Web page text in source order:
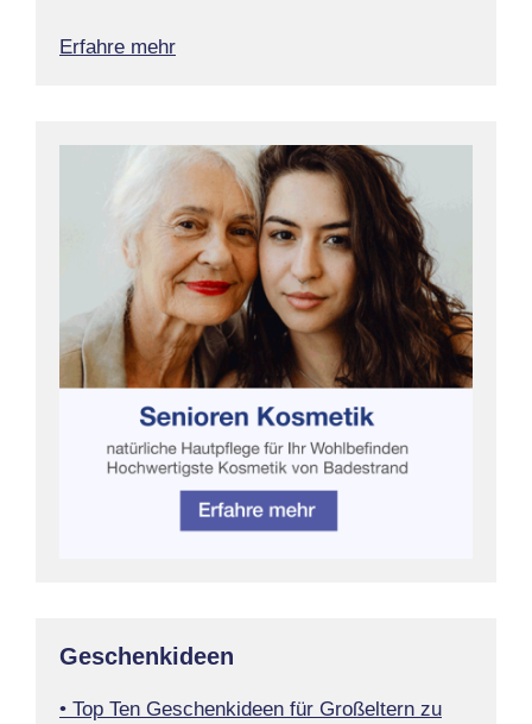
Erfahre mehr
Geschenkideen
• Top Ten Geschenkideen für Großeltern zu